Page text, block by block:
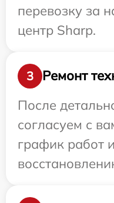
перевозку за
центр Sharp.
3
Ремонт
После
согласуем с
график работ